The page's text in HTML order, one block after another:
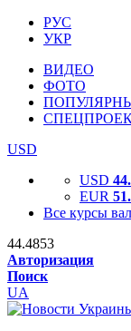
РУС
УКР
ВИДЕО
ФОТО
USD
USD
EUR
Все курсы
44.4853
Авторизация
Поиск
UA